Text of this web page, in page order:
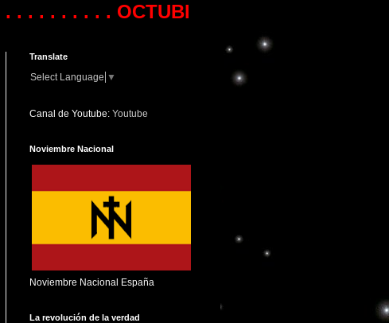
. . . . OCTUBRE DE 2023. COMIENZA LA
Translate
Select Language ▼
Canal de Youtube: Youtube
Noviembre Nacional
Noviembre Nacional España
La revolución de la verdad